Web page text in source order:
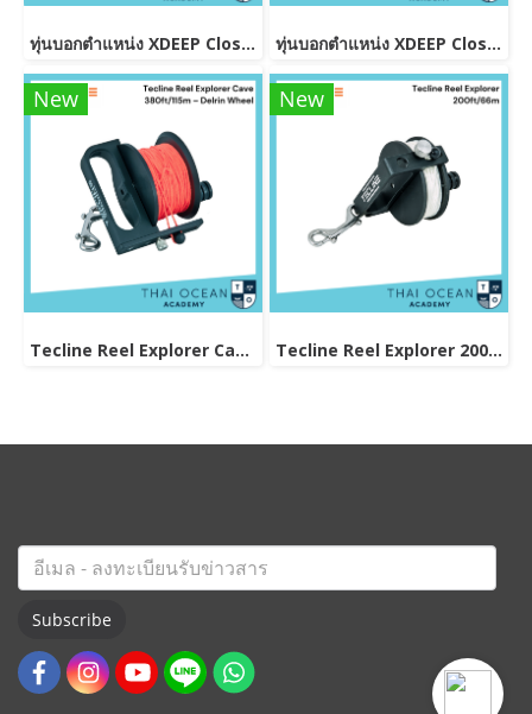
ทุ่นบอกตำแหน่ง XDEEP Closed DSMB ( 140 cm ) ทุ่นบอกตำแหน่ง XDEEP Closed DSMB Narrow (Skinny) Orange 140cm
New
Tecline Reel Explorer Cave 380ft/115m – Delrin Wheel
New
Tecline Reel Explorer 200ft/66m
Subscribe